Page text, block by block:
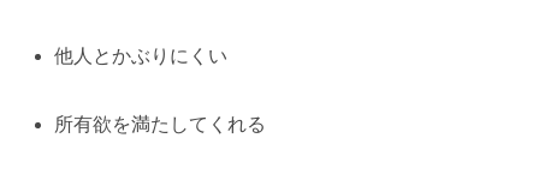
他人とかぶりにくい
所有欲を満たしてくれる